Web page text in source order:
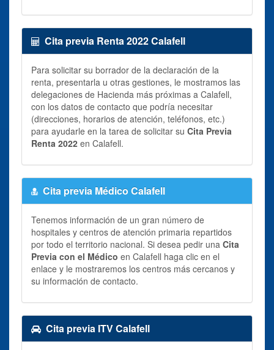
Cita previa Renta 2022 Calafell
Para solicitar su borrador de la declaración de la
renta, presentarla u otras gestiones, le mostramos las
delegaciones de Hacienda más próximas a Calafell,
con los datos de contacto que podría necesitar
(direcciones, horarios de atención, teléfonos, etc.)
para ayudarle en la tarea de solicitar su Cita Previa
Renta 2022 en Calafell.
Cita previa Médico Calafell
Tenemos información de un gran número de
hospitales y centros de atención primaria repartidos
por todo el territorio nacional. Si desea pedir una Cita
Previa con el Médico en Calafell haga clic en el
enlace y le mostraremos los centros más cercanos y
su información de contacto.
Cita previa ITV Calafell